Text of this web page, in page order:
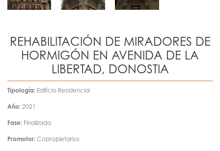
REHABILITACIÓN DE MIRADORES DE
HORMIGÓN EN AVENIDA DE LA
LIBERTAD, DONOSTIA
Tipología: Edificio Residencial
Año: 2021
Fase: Finalizada
Promotor: Copropietarios